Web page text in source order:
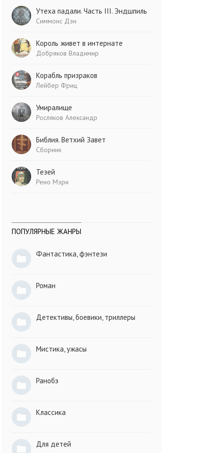
Утеха падали. Часть III. Эндшпиль
Симмонс Дэн
Король живет в интернате
Добряков Владимир
Корабль призраков
Лейбер Фриц
Умиралище
Росляков Александр
Библия. Ветхий Завет
Сборник
Тезей
Рено Мэри
ПОПУЛЯРНЫЕ ЖАНРЫ
Фантастика, фэнтези
Роман
Детективы, боевики, триллеры
Мистика, ужасы
Ранобэ
Классика
Для детей